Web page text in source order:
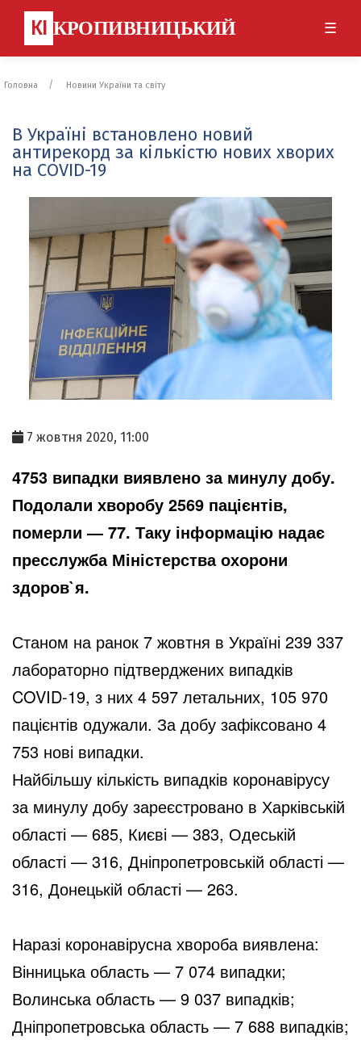
КІ КРОПИВНИЦЬКИЙ ☰
Головна Новини України та світу
В Україні встановлено новий
антирекорд за кількістю нових хворих
на COVID-19
7 жовтня 2020, 11:00
4753 випадки виявлено за минулу добу.
Подолали хворобу 2569 пацієнтів,
померли — 77. Таку інформацію надає
пресслужба Міністерства охорони
здоров`я.
Станом на ранок 7 жовтня в Україні 239 337
лабораторно підтверджених випадків
COVID-19, з них 4 597 летальних, 105 970
пацієнтів одужали. За добу зафіксовано 4
753 нові випадки.
Найбільшу кількість випадків коронавірусу
за минулу добу зареєстровано в Харківській
області — 685, Києві — 383, Одеській
області — 316, Дніпропетровській області —
316, Донецькій області — 263.
Наразі коронавірусна хвороба виявлена:
Вінницька область — 7 074 випадки;
Волинська область — 9 037 випадків;
Дніпропетровська область — 7 688 випадків;